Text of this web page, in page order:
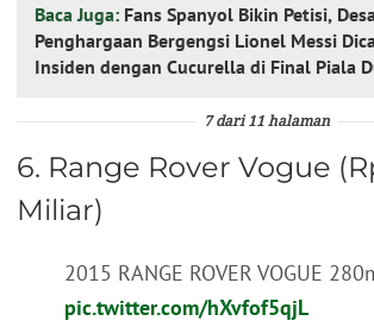
Baca Juga: Fans Spanyol Bikin Petisi,
Penghargaan Bergengsi Lionel Messi
Insiden dengan Cucurella di Final Piala
7 dari 11 halaman
6. Range Rover Vogue
Miliar)
2015 RANGE ROVER VOGUE
pic.twitter.com/hXvfof5qjL